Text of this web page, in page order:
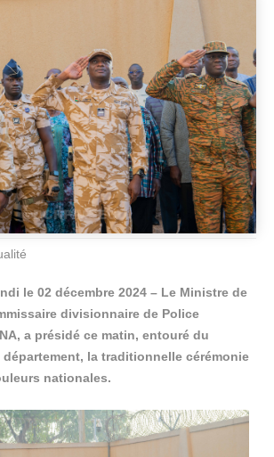
le 02 décembre 2024 – Le Ministre de
divisionnaire de Police
a présidé ce matin, entouré du
la traditionnelle cérémonie
nationales.